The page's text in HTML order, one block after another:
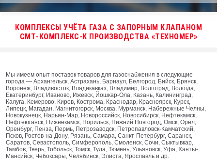
КОМПЛЕКСЫ УЧЁТА ГАЗА С ЗАПОРНЫМ КЛАПАНОМ
СМТ-КОМПЛЕКС-К ПРОИЗВОДСТВА «ТЕХНОМЕР»
Мы имеем опыт поставок товаров для газоснабжения в следующие
города — Архангельск, Астрахань, Барнаул, Белгород, Бийск, Брянск,
Воронеж, Владивосток, Владикавказ, Владимир, Волгоград, Вологда,
Екатеринбург, Иваново, Ижевск, Йошкар-Ола, Казань, Калининград,
Калуга, Кемерово, Киров, Кострома, Краснодар, Красноярск, Курск,
Липецк, Магадан, Магнитогорск, Москва, Мурманск, Набережные Челны,
Новокузнецк, Нарьян-Мар, Новороссийск, Новосибирск, Нефтекамск,
Нефтеюганск, Нижнекамск, Норильск, Нижний Новгород, Омск, Орёл,
Оренбург, Пенза, Пермь, Петрозаводск, Петропавловск-Камчатский,
Псков, Ростов-на-Дону, Рязань, Самара, Санкт-Петербург, Саранск,
Саратов, Севастополь, Симферополь, Смоленск, Сочи, Сыктывкар,
Тамбов, Тверь, Тобольск, Томск, Тула, Тюмень, Ульяновск, Уфа, Ханты-
Мансийск, Чебоксары, Челябинск, Элиста, Ярославль и др.